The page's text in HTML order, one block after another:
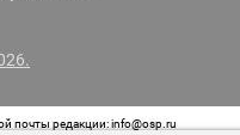
почты редакции: info@osp.ru